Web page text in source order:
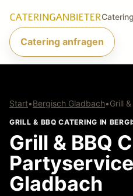
Catering anfragen
Start•Bergisch Gladbach•Grill
GRILL & BBQ CATERING IN
Grill & BBQ
Gladbach